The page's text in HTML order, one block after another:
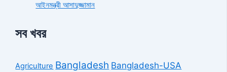
আইনমন্ত্রী আসাদুজ্জামান
সব খবর
Agriculture Bangladesh Bangladesh-USA